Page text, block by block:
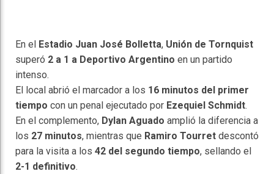
En el Estadio Juan José Bolletta, Unión de Tornquist
superó 2 a 1 a Deportivo Argentino en un partido
intenso.
El local abrió el marcador a los 16 minutos del primer
tiempo con un penal ejecutado por Ezequiel Schmidt.
En el complemento, Dylan Aguado amplió la diferencia a
los 27 minutos, mientras que Ramiro Tourret descontó
para la visita a los 42 del segundo tiempo, sellando el
2-1 definitivo.